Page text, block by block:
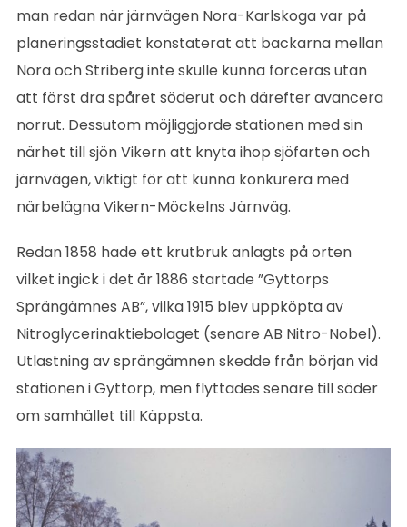
man redan när järnvägen Nora-Karlskoga var på
planeringsstadiet konstaterat att backarna mellan
Nora och Striberg inte skulle kunna forceras utan
att först dra spåret söderut och därefter avancera
norrut. Dessutom möjliggjorde stationen med sin
närhet till sjön Vikern att knyta ihop sjöfarten och
järnvägen, viktigt för att kunna konkurera med
närbelägna Vikern-Möckelns Järnväg.
Redan 1858 hade ett krutbruk anlagts på orten
vilket ingick i det år 1886 startade ”Gyttorps
Sprängämnes AB”, vilka 1915 blev uppköpta av
Nitroglycerinaktiebolaget (senare AB Nitro-Nobel).
Utlastning av sprängämnen skedde från början vid
stationen i Gyttorp, men flyttades senare till söder
om samhället till Käppsta.